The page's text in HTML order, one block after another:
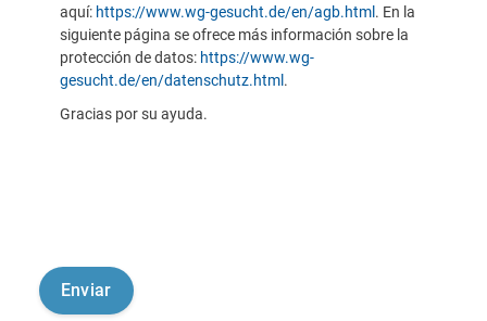
aquí: https://www.wg-gesucht.de/en/agb.html . En la
siguiente página se ofrece más información sobre la
protección de datos: https://www.wg-
gesucht.de/en/datenschutz.html .
Gracias por su ayuda.